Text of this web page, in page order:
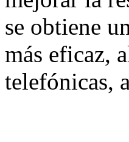
se obtiene
más eficaz,
telefónicas,